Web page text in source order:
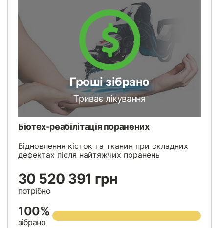
Гроші зібрано
Триває лікування
Біотех-реабілітація поранених
Відновлення кісток та тканин при складних
дефектах після найтяжчих поранень
30 520 391 грн
потрібно
100%
зібрано